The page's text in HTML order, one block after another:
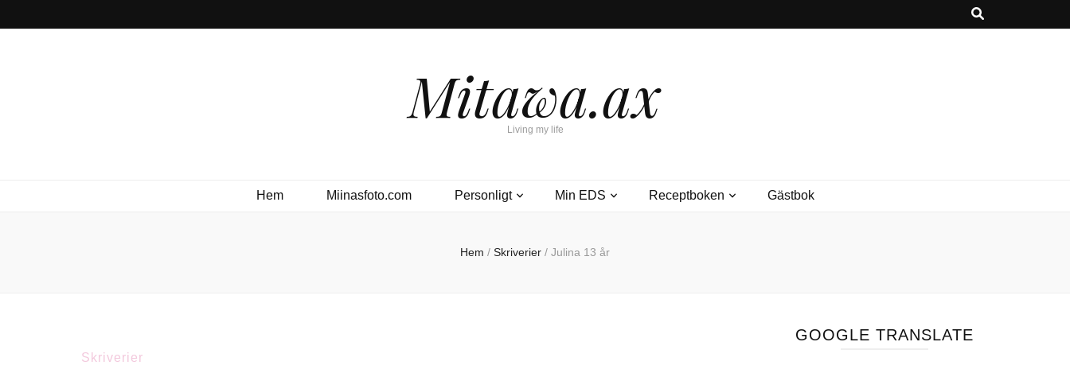
Mitawa.ax
Living my life
Hem Miinasfoto.com Personligt Min EDS Receptboken Gästbok
Hem / Skriverier / Julina 13 år
Skriverier
GOOGLE TRANSLATE